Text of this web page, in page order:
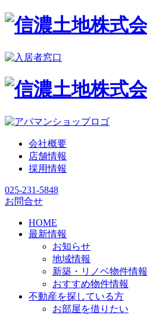
会社概要
店舗情報
採用情報
025-231-5848
お問合せ
HOME
最新情報
お知らせ
地域情報
新築・リノベ物件情報
おすすめ物件情報
不動産を探している方
お部屋を借りたい